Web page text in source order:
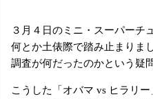
３月４日のミニ・スーパーチ
何とか土俵際で踏み止まりま
調査が何だったのかという疑
こうした「オバマ vs ヒラリ